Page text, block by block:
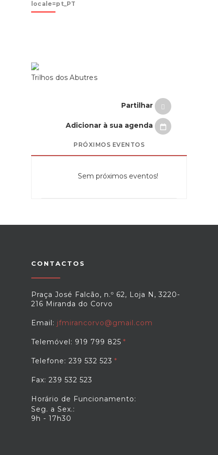
locale=pt_PT
Trilhos dos Abutres
Partilhar
Adicionar à sua agenda
PRÓXIMOS EVENTOS
Sem próximos eventos!
CONTACTOS
Praça José Falcão, n.º 62, Loja N, 3220-
216 Miranda do Corvo
Email: jfmirancorvo@gmail.com
Telemóvel: 919 799 825
Telefone: 239 532 523
Fax: 239 532 523
Horário de Funcionamento:
Seg. a Sex.:
9h - 17h30